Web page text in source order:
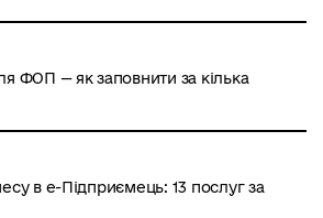
ФОП — як заповнити за кілька
в е-Підприємець: 13 послуг за